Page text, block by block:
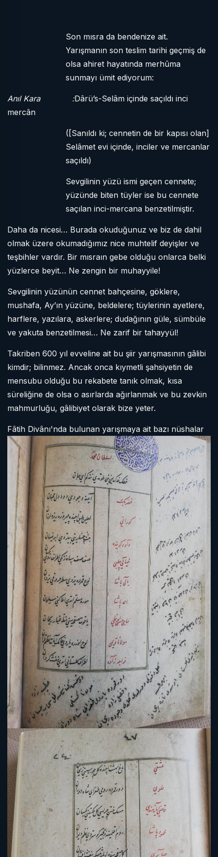
Son mısra da bendenize ait.
Yarışmanın son teslim tarihi geçmiş de
olsa ahiret hayatında merhûma
sunmayı ümit ediyorum:
Anıl Kara :Dârü’s-Selâm içinde saçıldı inci
mercân
([Sanıldı ki; cennetin de bir kapısı olan]
Selâmet evi içinde, inciler ve mercanlar
saçıldı)
Sevgilinin yüzü ismi geçen cennete;
yüzünde biten tüyler ise bu cennete
saçılan inci-mercana benzetilmiştir.
Daha da nicesi… Burada okuduğunuz ve biz de dahil
olmak üzere okumadığımız nice muhtelif deyişler ve
teşbihler vardır. Bir mısraın gebe olduğu onlarca belki
yüzlerce beyit… Ne zengin bir muhayyile!
Sevgilinin yüzünün cennet bahçesine, göklere,
mushafa, Ay’ın yüzüne, beldelere; tüylerinin ayetlere,
harflere, yazılara, askerlere; dudağının güle, sümbüle
ve yakuta benzetilmesi… Ne zarif bir tahayyül!
Takriben 600 yıl evveline ait bu şiir yarışmasının gâlibi
kimdir; bilinmez. Ancak onca kıymetli şahsiyetin de
mensubu olduğu bu rekabete tanık olmak, kısa
süreliğine de olsa o asırlarda ağırlanmak ve bu zevkin
mahmurluğu, gâlibiyet olarak bize yeter.
Fâtih Divânı'nda bulunan yarışmaya ait bazı nüshalar